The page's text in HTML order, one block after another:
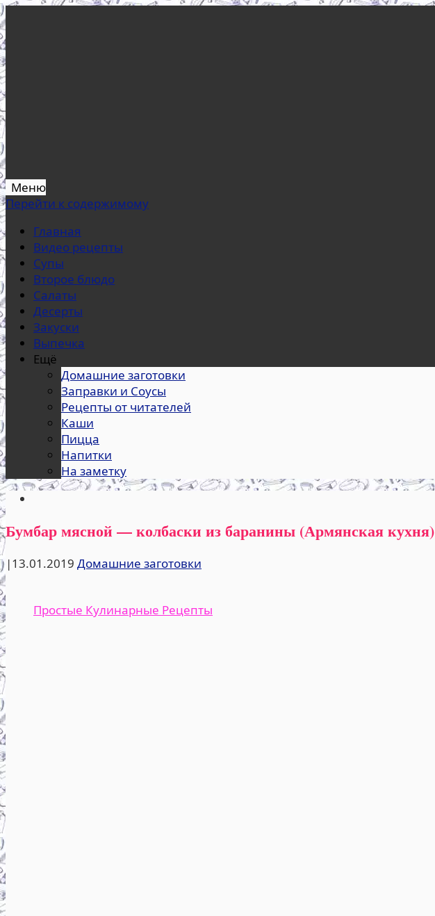
Простые Кулинарные Рецепты
Меню
Перейти к содержимому
Главная
Видео рецепты
Супы
Второе блюдо
Салаты
Десерты
Закуски
Выпечка
Ещё
Домашние заготовки
Заправки и Соусы
Рецепты от читателей
Каши
Пицца
Напитки
На заметку
Бумбар мясной — колбаски из баранины (Армянская кухня)
|13.01.2019 Домашние заготовки